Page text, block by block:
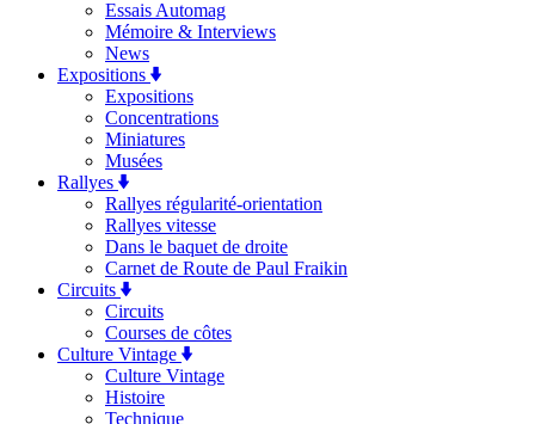
Essais Automag
Mémoire & Interviews
News
Expositions
Expositions
Concentrations
Miniatures
Musées
Rallyes
Rallyes régularité-orientation
Rallyes vitesse
Dans le baquet de droite
Carnet de Route de Paul Fraikin
Circuits
Circuits
Courses de côtes
Culture Vintage
Culture Vintage
Histoire
Technique